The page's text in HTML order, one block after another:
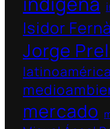
Isidor
Jorge
latinoamérica
mercado